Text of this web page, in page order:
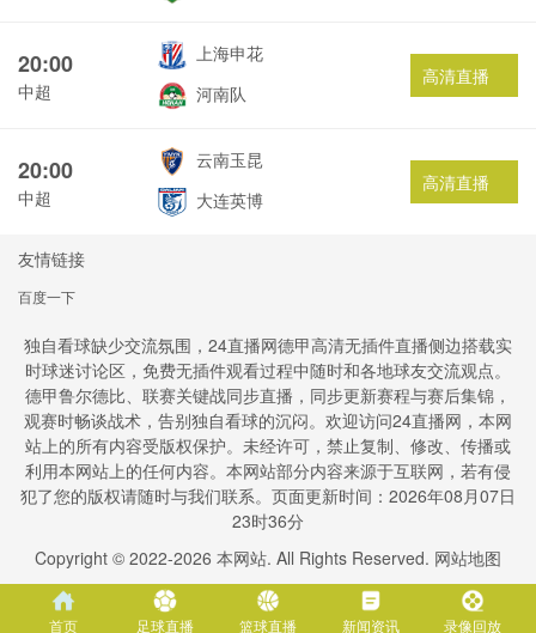
20:00
中超
上海申花
河南队
高清直播
20:00
中超
云南玉昆
大连英博
高清直播
友情链接
百度一下
独自看球缺少交流氛围，24直播网德甲高清无插件直播侧边搭载实
时球迷讨论区，免费无插件观看过程中随时和各地球友交流观点。
德甲鲁尔德比、联赛关键战同步直播，同步更新赛程与赛后集锦，
观赛时畅谈战术，告别独自看球的沉闷。欢迎访问24直播网，本网
站上的所有内容受版权保护。未经许可，禁止复制、修改、传播或
利用本网站上的任何内容。本网站部分内容来源于互联网，若有侵
犯了您的版权请随时与我们联系。页面更新时间：2026年08月07日
23时36分
Copyright © 2022-2026 本网站. All Rights Reserved. 网站地图
首页 足球直播 篮球直播 新闻资讯 录像回放